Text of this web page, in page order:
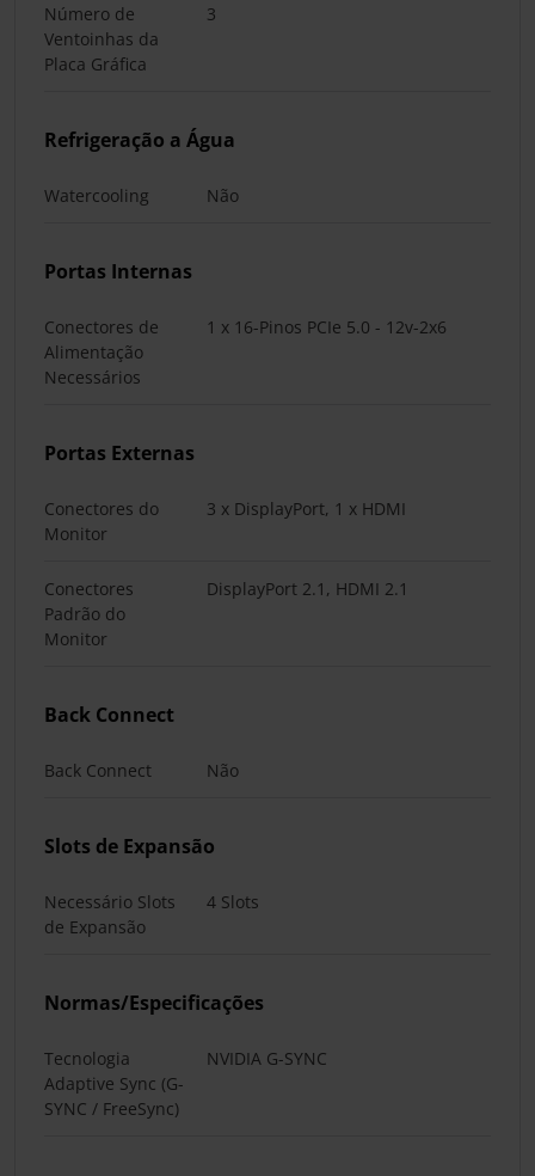
Número de
Ventoinhas da
Placa Gráfica
3
Refrigeração a Água
Watercooling Não
Portas Internas
Conectores de
Alimentação
Necessários
1 x 16-Pinos PCIe 5.0 - 12v-2x6
Portas Externas
Conectores do
Monitor
3 x DisplayPort, 1 x HDMI
Conectores
Padrão do
Monitor
DisplayPort 2.1, HDMI 2.1
Back Connect
Back Connect Não
Slots de Expansão
Necessário Slots
de Expansão
4 Slots
Normas/Especificações
Tecnologia
Adaptive Sync (G-
SYNC / FreeSync)
NVIDIA G-SYNC